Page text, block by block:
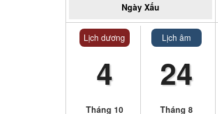
Ngày Xấu
Lịch dương
4
Tháng 10
Lịch âm
24
Tháng 8